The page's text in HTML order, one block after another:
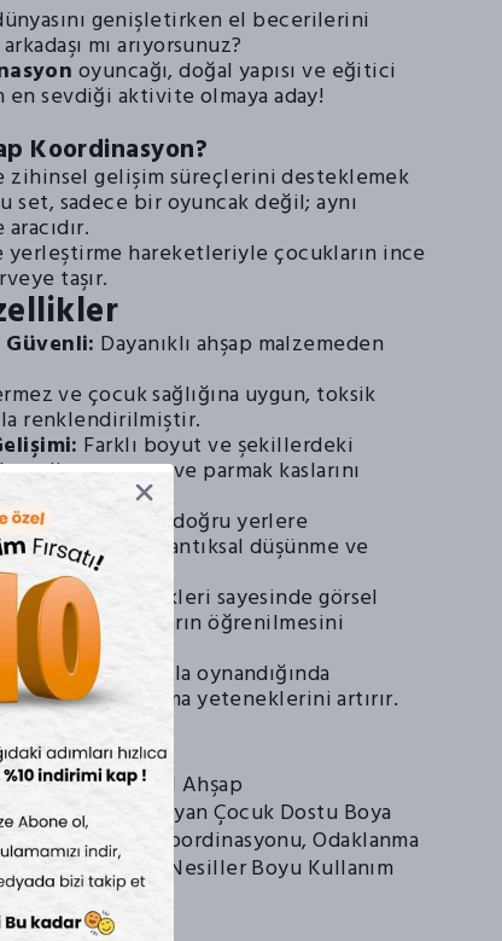
genişletirken el becerilerini
mı arıyorsunuz?
oyuncağı, doğal yapısı ve eğitici
sevdiği aktivite olmaya aday!
Koordinasyon?
zihinsel gelişim süreçlerini desteklemek
set, sadece bir oyuncak değil; aynı
yerleştirme hareketleriyle çocukların ince
taşır.
Dayanıklı ahşap malzemeden
ve çocuk sağlığına uygun, toksik
renklendirilmiştir.
Farklı boyut ve şekillerdeki
ve parmak kaslarını
Yetisi: Parçaları doğru yerlere
çocuklar, mantıksal düşünme ve
kazanır.
Canlı renkleri sayesinde görsel
geometrik formların öğrenilmesini
Arkadaş gruplarıyla oynandığında
ve iletişim kurma yeteneklerini artırır.
Kaliteli Doğal Ahşap
Toksik Olmayan Çocuk Dostu Boya
Motor, El-Göz Koordinasyonu, Odaklanma
Dayanıklılık, Nesiller Boyu Kullanım